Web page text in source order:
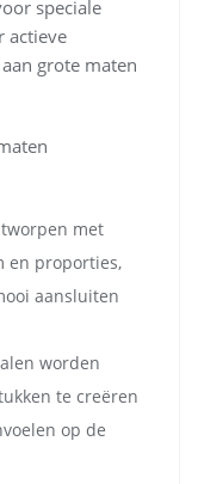
speciale
actieve
grote maten
met
en proporties,
aansluiten
worden
te creëren
op de